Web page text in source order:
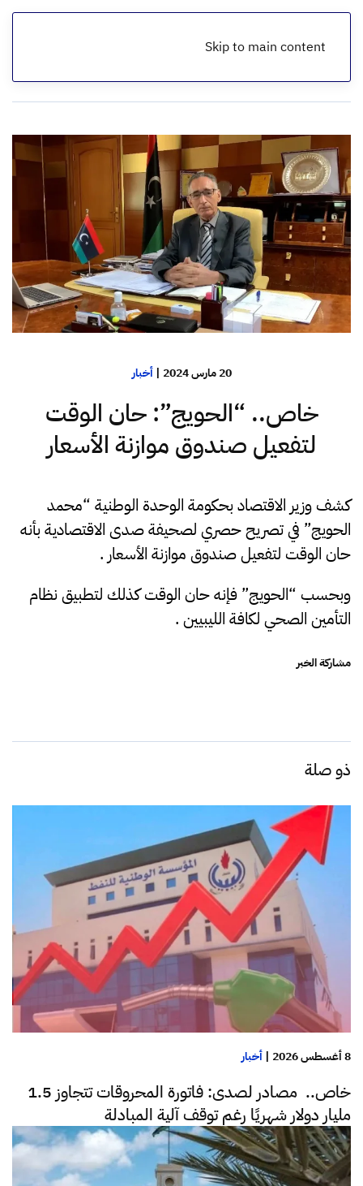
Skip to main content
الرئيسية
20 مارس 2024 |أخبار
خاص.. “الحويج”: حان الوقت
لتفعيل صندوق موازنة الأسعار
كشف وزير الاقتصاد بحكومة الوحدة الوطنية “محمد
الحويج” في تصريح حصري لصحيفة صدى الاقتصادية بأنه
حان الوقت لتفعيل صندوق موازنة الأسعار .
وبحسب “الحويج” فإنه حان الوقت كذلك لتطبيق نظام
التأمين الصحي لكافة الليبيين .
مشاركة الخبر
ذو صلة
8 أغسطس 2026 | أخبار
خاص.. مصادر لصدى: فاتورة المحروقات تتجاوز 1.5
مليار دولار شهريًا رغم توقف آلية المبادلة